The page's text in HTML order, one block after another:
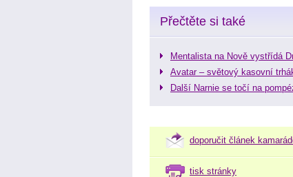
Přečtěte si také
Mentalista na Nově vystřídá
Avatar – světový kasovní
Další Narnie se točí na
doporučit článek
tisk stránky